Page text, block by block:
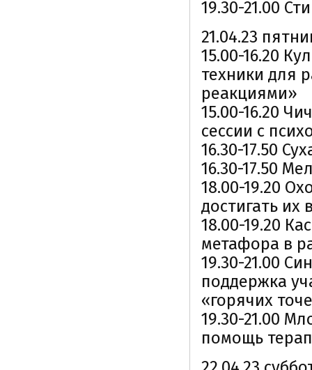
19.30-21.00
21.04.23
15.00-16.20
техники для
реакциями»
15.00-16.20
сессии с
16.30-17.50
16.30-17.50
18.00-19.20
достигать
18.00-19.20
метафора в
19.30-21.00
поддержка
«горячих
19.30-21.00
помощь